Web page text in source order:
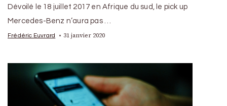
Dévoilé le 18 juillet 2017 en Afrique du sud, le pick up
Mercedes-Benz n’aura pas …
Frédéric Euvrard 31 janvier 2020